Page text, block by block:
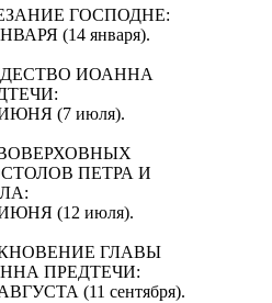
ГОСПОДНЕ:
(14 января).
ИОАННА
(7 июля).
ПЕТРА И
(12 июля).
ГЛАВЫ
ПРЕДТЕЧИ:
(11 сентября).